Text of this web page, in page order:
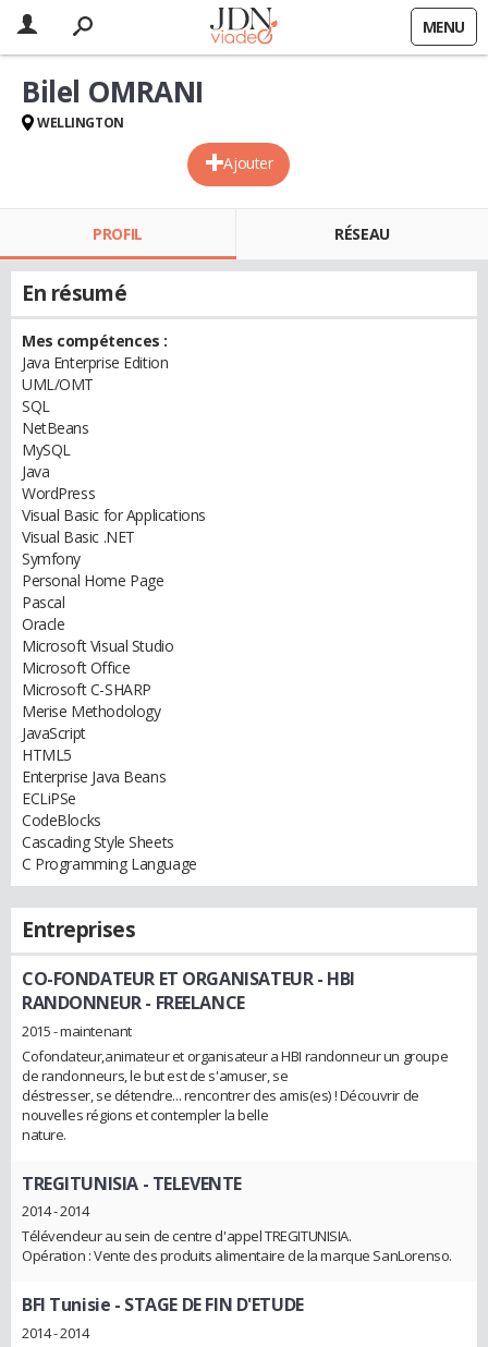
MENU
Ajouter
Bilel OMRANI
WELLINGTON
PROFIL RÉSEAU
En résumé
Mes compétences :
Java Enterprise Edition
UML/OMT
SQL
NetBeans
MySQL
Java
WordPress
Visual Basic for Applications
Visual Basic .NET
Symfony
Personal Home Page
Pascal
Oracle
Microsoft Visual Studio
Microsoft Office
Microsoft C-SHARP
Merise Methodology
JavaScript
HTML5
Enterprise Java Beans
ECLiPSe
CodeBlocks
Cascading Style Sheets
C Programming Language
Entreprises
CO-FONDATEUR ET ORGANISATEUR - HBI
RANDONNEUR- FREELANCE
2015 - maintenant
Cofondateur,animateur et organisateur a HBI randonneur un groupe
de randonneurs, le but est de s'amuser, se
déstresser, se détendre... rencontrer des amis(es) ! Découvrir de
nouvelles régions et contempler la belle
nature.
TREGITUNISIA- TELEVENTE
2014 - 2014
Télévendeur au sein de centre d'appel TREGITUNISIA.
Opération : Vente des produits alimentaire de la marque SanLorenso.
BFI Tunisie - STAGE DE FIN D'ETUDE
2014 - 2014